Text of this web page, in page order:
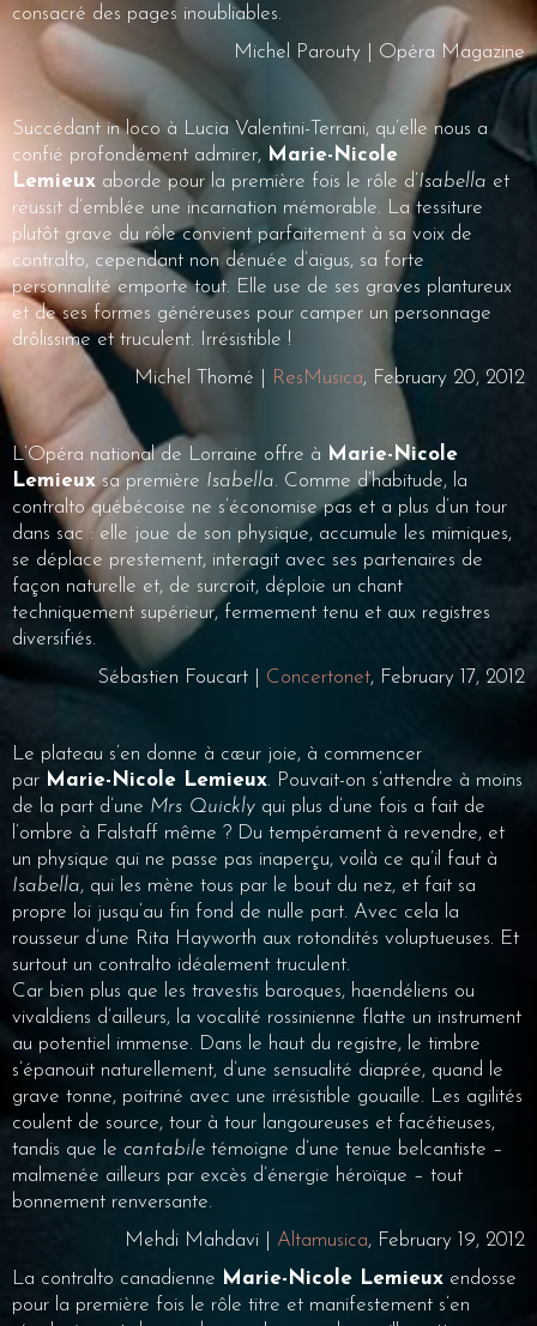
consacré des pages inoubliables.
Michel Parouty | Opéra Magazine
Succédant in loco à Lucia Valentini-Terrani, qu’elle nous a
confié profondément admirer, Marie-Nicole
Lemieux aborde pour la première fois le rôle d’Isabella et
réussit d’emblée une incarnation mémorable. La tessiture
plutôt grave du rôle convient parfaitement à sa voix de
contralto, cependant non dénuée d’aigus, sa forte
personnalité emporte tout. Elle use de ses graves plantureux
et de ses formes généreuses pour camper un personnage
drôlissime et truculent. Irrésistible !
Michel Thomé |
ResMusica, February 20, 2012
L’Opéra national de Lorraine offre à Marie-Nicole
Lemieux sa première Isabella. Comme d’habitude, la
contralto québécoise ne s’économise pas et a plus d’un tour
dans sac : elle joue de son physique, accumule les mimiques,
se déplace prestement, interagit avec ses partenaires de
façon naturelle et, de surcroit, déploie un chant
techniquement supérieur, fermement tenu et aux registres
diversifiés.
Sébastien Foucart | Concertonet, February 17, 2012
Le plateau s’en donne à cœur joie, à commencer
par Marie-Nicole Lemieux. Pouvait-on s’attendre à moins
de la part d’une Mrs Quickly qui plus d’une fois a fait de
l’ombre à Falstaff même ? Du tempérament à revendre, et
un physique qui ne passe pas inaperçu, voilà ce qu’il faut à
Isabella, qui les mène tous par le bout du nez, et fait sa
propre loi jusqu’au fin fond de nulle part. Avec cela la
rousseur d’une Rita Hayworth aux rotondités voluptueuses. Et
surtout un contralto idéalement truculent.
Car bien plus que les travestis baroques, haendéliens ou
vivaldiens d’ailleurs, la vocalité rossinienne flatte un instrument
au potentiel immense. Dans le haut du registre, le timbre
s’épanouit naturellement, d’une sensualité diaprée, quand le
grave tonne, poitriné avec une irrésistible gouaille. Les agilités
coulent de source, tour à tour langoureuses et facétieuses,
tandis que le cantabile témoigne d’une tenue belcantiste –
malmenée ailleurs par excès d’énergie héroïque – tout
bonnement renversante.
Mehdi Mahdavi | Altamusica, February 19, 2012
La contralto canadienne Marie-Nicole Lemieux endosse
pour la première fois le rôle titre et manifestement s’en